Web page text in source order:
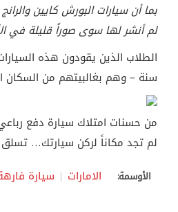
بما أن سيارات البورش كايين
لم أنشر لها سوى صوراً قليلة في
سنة – وهم بغالبيتهم من السكان
من حسنات امتلاك سيارة دفع
لم تجد مكاناً لركن سيارتك…
الأوسمة: الامارات سيارة